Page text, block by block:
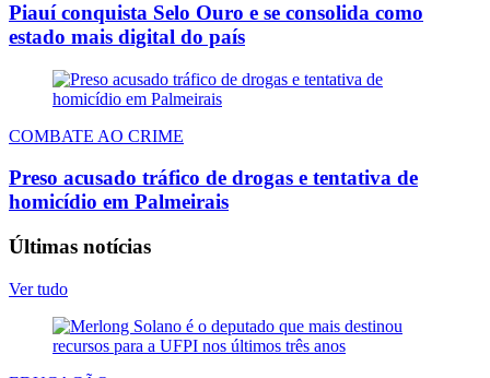
Piauí conquista Selo Ouro e se consolida como
estado mais digital do país
COMBATE AO CRIME
Preso acusado tráfico de drogas e tentativa de
homicídio em Palmeirais
Últimas notícias
Ver tudo